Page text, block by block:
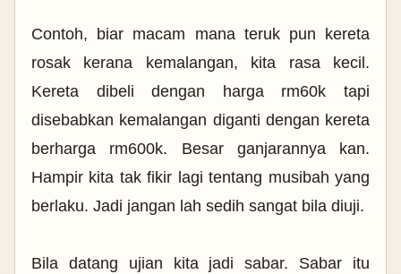
Contoh, biar macam mana teruk pun kereta
rosak kerana kemalangan, kita rasa kecil.
Kereta dibeli dengan harga rm60k tapi
disebabkan kemalangan diganti dengan kereta
berharga rm600k. Besar ganjarannya kan.
Hampir kita tak fikir lagi tentang musibah yang
berlaku. Jadi jangan lah sedih sangat bila diuji.
Bila datang ujian kita jadi sabar. Sabar itu